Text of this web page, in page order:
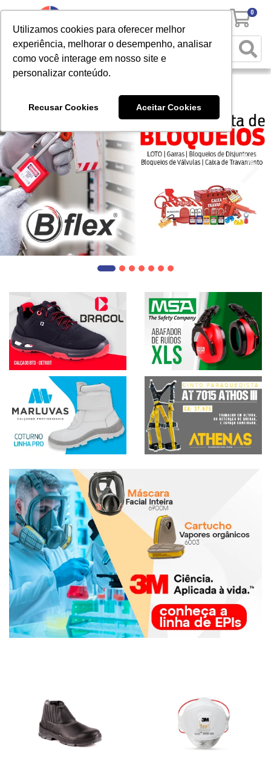
Utilizamos cookies para oferecer melhor
experiência, melhorar o desempenho, analisar
como você interage em nosso site e
personalizar conteúdo.
Recusar Cookies Aceitar Cookies
0